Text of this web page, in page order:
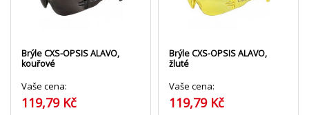
Brýle CXS-OPSIS ALAVO,
kouřové
Vaše cena:
119,79 Kč
Brýle CXS-OPSIS ALAVO,
žluté
Vaše cena:
119,79 Kč